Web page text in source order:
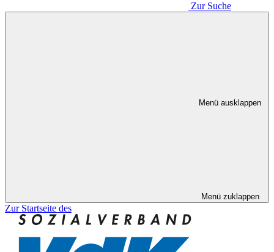
Zur Suche
Menü ausklappen
Menü zuklappen
Zur Startseite des